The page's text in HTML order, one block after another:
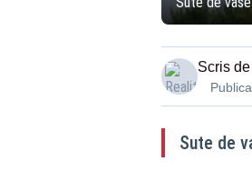
Scris de
Sute de